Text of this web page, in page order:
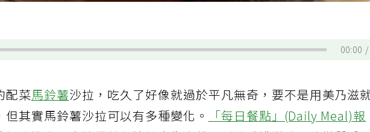
00:00
配菜馬鈴薯沙拉，吃久了好像就過於平凡無奇，要不是用美乃滋
但其實馬鈴薯沙拉可以有多種變化。「每日餐點」(Daily Meal)報